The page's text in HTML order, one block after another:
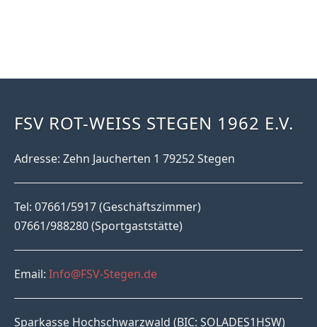
FSV ROT-WEISS STEGEN 1962 E.V.
Adresse: Zehn Jaucherten 1 79252 Stegen
Tel: 07661/5917 (Geschäftszimmer)
07661/988280 (Sportgaststätte)
Email: Info@FSV-Stegen.de
Sparkasse Hochschwarzwald (BIC: SOLADES1HSW)